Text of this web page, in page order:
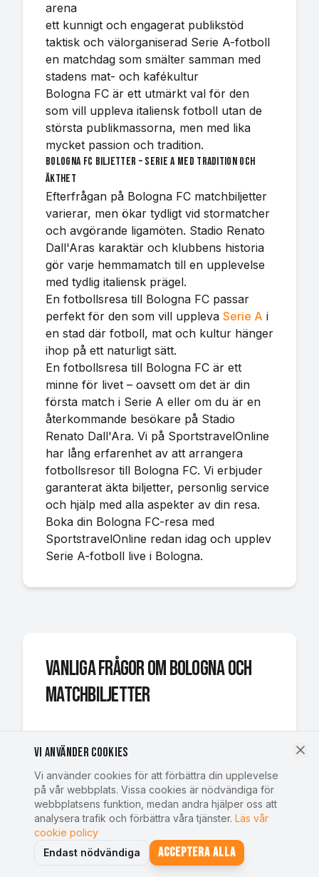
arena
ett kunnigt och engagerat publikstöd
taktisk och välorganiserad Serie A-fotboll
en matchdag som smälter samman med
stadens mat- och kafékultur
Bologna FC är ett utmärkt val för den
som vill uppleva italiensk fotboll utan de
största publikmassorna, men med lika
mycket passion och tradition.
Bologna FC biljetter – Serie A med tradition och
äkthet
Efterfrågan på Bologna FC matchbiljetter
varierar, men ökar tydligt vid stormatcher
och avgörande ligamöten. Stadio Renato
Dall'Aras karaktär och klubbens historia
gör varje hemmamatch till en upplevelse
med tydlig italiensk prägel.
En fotbollsresa till Bologna FC passar
perfekt för den som vill uppleva Serie A i
en stad där fotboll, mat och kultur hänger
ihop på ett naturligt sätt.
En fotbollsresa till Bologna FC är ett
minne för livet – oavsett om det är din
första match i Serie A eller om du är en
återkommande besökare på Stadio
Renato Dall'Ara. Vi på SportstravelOnline
har lång erfarenhet av att arrangera
fotbollsresor till Bologna FC. Vi erbjuder
garanterat äkta biljetter, personlig service
och hjälp med alla aspekter av din resa.
Boka din Bologna FC-resa med
SportstravelOnline redan idag och upplev
Serie A-fotboll live i Bologna.
Vanliga frågor om Bologna och
matchbiljetter
Hur bokar man biljetter till Bologna FC:s
hemmamatcher i Bologna?
Du bokar biljetter till Bologna FC online
via SportstravelOnline genom att välja
den match du vill se och slutföra
bokningen. Vi erbjuder biljetter till samtliga
Bolognas hemmamatcher på Stadio
Vi använder cookies
Vi använder cookies för att förbättra din upplevelse
på vår webbplats. Vissa cookies är nödvändiga för
webbplatsens funktion, medan andra hjälper oss att
analysera trafik och förbättra våra tjänster. Läs vår
cookie policy
Endast nödvändiga
Acceptera alla